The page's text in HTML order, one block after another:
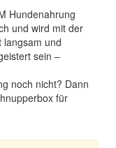
Hundenahrung
und wird mit der
langsam und
sein –
noch nicht? Dann
für